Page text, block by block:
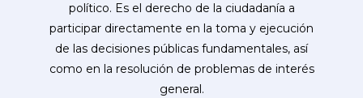
político. Es el derecho de la ciudadanía a
participar directamente en la toma y ejecución
de las decisiones públicas fundamentales, así
como en la resolución de problemas de interés
general.